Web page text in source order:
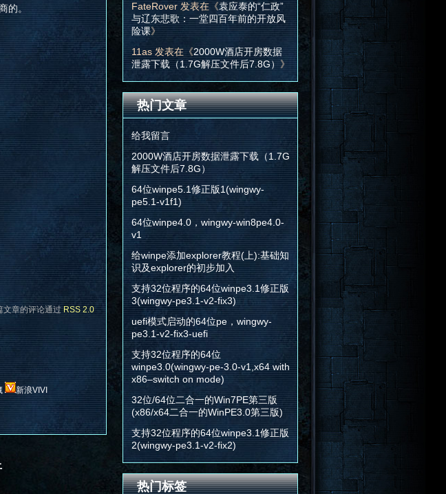
的。
文章的评论通过 RSS 2.0
新浪VIVI
FateRover发表在《袁应泰的“仁政”
与辽东悲歌：一堂四百年前的开放风
险课》
11as发表在《2000W酒店开房数据
泄露下载（1.7G解压文件后7.8G） 》
热门文章
给我留言
2000W酒店开房数据泄露下载（1.7G
解压文件后7.8G）
64位winpe5.1修正版1(wingwy-
pe5.1-v1f1)
64位winpe4.0，wingwy-win8pe4.0-
v1
给winpe添加explorer教程(上):基础知
识及explorer的初步加入
支持32位程序的64位winpe3.1修正版
3(wingwy-pe3.1-v2-fix3)
uefi模式启动的64位pe，wingwy-
pe3.1-v2-fix3-uefi
支持32位程序的64位
winpe3.0(wingwy-pe-3.0-v1,x64 with
x86–switch on mode)
32位/64位二合一的Win7PE第三版
(x86/x64二合一的WinPE3.0第三版)
支持32位程序的64位winpe3.1修正版
2(wingwy-pe3.1-v2-fix2)
热门标签